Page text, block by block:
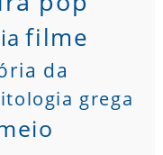
filme
da
grega